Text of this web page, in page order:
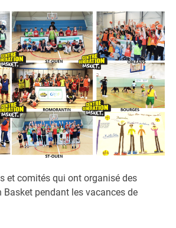
et comités qui ont organisé des
Basket pendant les vacances de